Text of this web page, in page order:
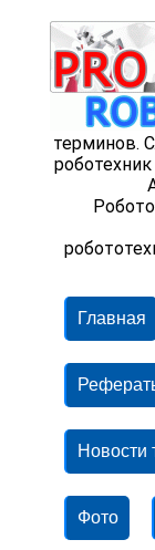
терминов.
Главная
Новости
Фото